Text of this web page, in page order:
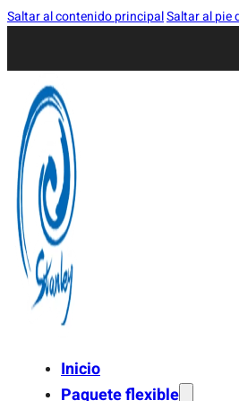
Saltar al contenido principalSaltar al pie
Inicio
Paquete flexible